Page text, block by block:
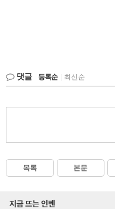
댓글 등록순 최신순
목록 본문
지금 뜨는 인벤